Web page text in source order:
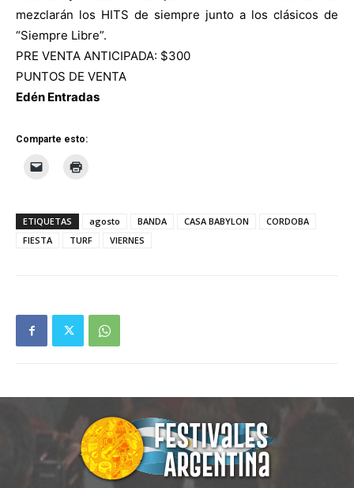
mezclarán los HITS de siempre junto a los clásicos de
“Siempre Libre”.
PRE VENTA ANTICIPADA: $300
PUNTOS DE VENTA
Edén Entradas
Comparte esto:
ETIQUETAS agosto BANDA CASA BABYLON
CORDOBA
FIESTA
TURF VIERNES